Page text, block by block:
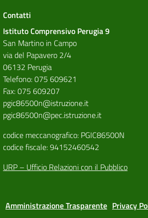
Contatti
Istituto Comprensivo Perugia 9
San Martino in Campo
via del Papavero 2/4
06132 Perugia
Telefono: 075 609621
Fax: 075 609207
pgic86500n@istruzione.it
pgic86500n@pec.istruzione.it
codice meccanografico: PGIC86500N
codice fiscale: 94152460542
URP – Ufficio Relazioni con il Pubblico
Amministrazione Trasparente Privacy